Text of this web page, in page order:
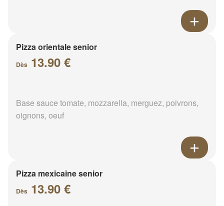
Pizza orientale senior
Dès 13.90 €
Base sauce tomate, mozzarella, merguez, poivrons,
oignons, oeuf
Pizza mexicaine senior
Dès 13.90 €